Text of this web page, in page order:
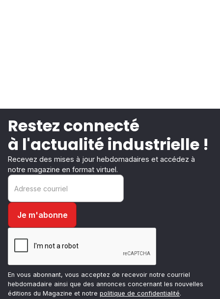
Restez connecté
à l'actualité industrielle !
Recevez des mises à jour hebdomadaires et accédez à
notre magazine en format virtuel.
En vous abonnant, vous acceptez de recevoir notre courriel
hebdomadaire ainsi que des annonces concernant les nouvelles
éditions du Magazine et notre politique de confidentialité.